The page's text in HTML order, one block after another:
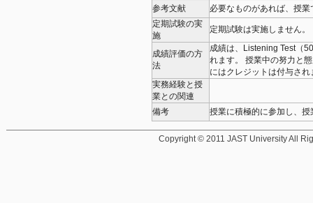
参考文献
必要なものがあれば、授
定期試験の実
施
定期試験は実施しません。
成績評価の方
法
成績は、Listening Test（
れます。 授業中の努力と
にはクレジットは付与さ
実務経験と授
業との関連
備考
授業に積極的に参加し、